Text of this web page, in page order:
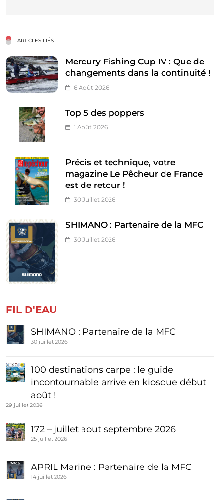
ARTICLES LIÉS
Mercury Fishing Cup IV : Que de
changements dans la continuité !
6 Août 2026
Top 5 des poppers
1 Août 2026
Précis et technique, votre
magazine Le Pêcheur de France
est de retour !
30 Juillet 2026
SHIMANO : Partenaire de la MFC
30 Juillet 2026
FIL D'EAU
SHIMANO : Partenaire de la MFC
30 juillet 2026
100 destinations carpe : le guide
incontournable arrive en kiosque début
août !
29 juillet 2026
172 – juillet aout septembre 2026
25 juillet 2026
APRIL Marine : Partenaire de la MFC
14 juillet 2026